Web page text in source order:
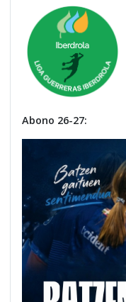
Abono 26-27: